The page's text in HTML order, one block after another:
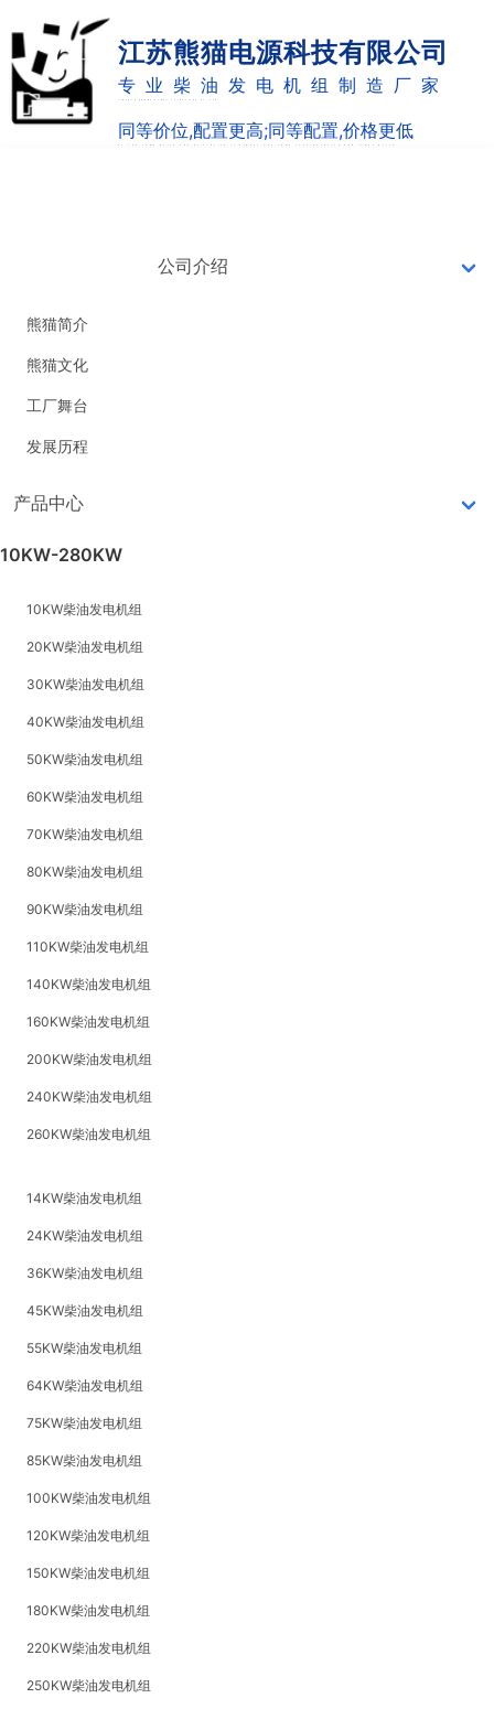
江苏熊猫电源科技有限公司
专业柴油发电机组制造厂家
同等价位,配置更高;同等配置,价格更低
公司介绍
熊猫简介
熊猫文化
工厂舞台
发展历程
产品中心
10KW-280KW
10KW柴油发电机组
20KW柴油发电机组
30KW柴油发电机组
40KW柴油发电机组
50KW柴油发电机组
60KW柴油发电机组
70KW柴油发电机组
80KW柴油发电机组
90KW柴油发电机组
110KW柴油发电机组
140KW柴油发电机组
160KW柴油发电机组
200KW柴油发电机组
240KW柴油发电机组
260KW柴油发电机组
14KW柴油发电机组
24KW柴油发电机组
36KW柴油发电机组
45KW柴油发电机组
55KW柴油发电机组
64KW柴油发电机组
75KW柴油发电机组
85KW柴油发电机组
100KW柴油发电机组
120KW柴油发电机组
150KW柴油发电机组
180KW柴油发电机组
220KW柴油发电机组
250KW柴油发电机组